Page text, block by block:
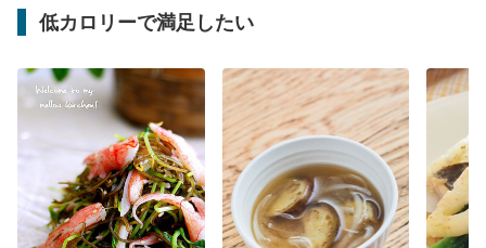
低カロリーで満足したい